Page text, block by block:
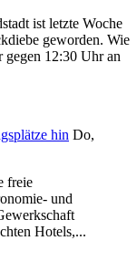
ist letzte Woche
geworden. Wie
gegen 12:30 Uhr an
hin Do,
freie
und
Hotels,...